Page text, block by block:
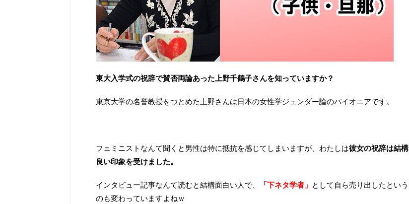
東大入学式の祝辞で賛否両論あった上野千鶴子さんを知っていますか？
東京大学の名誉教授をつとめた上野さんは日本の女性学ジェンダー論のパイオニアです。
フェミニストなんて聞くと男性は特に抵抗を感じてしまいますが、わたしは彼女の祝辞は結構
良い印象を受けました。
インタビュー記事なんて読むと結構面白い人で、 「下ネタ学者」 として自ら売り出したという
のも変わっていますよねｗ